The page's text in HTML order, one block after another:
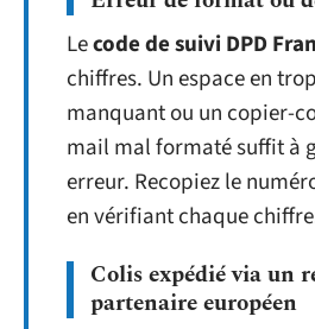
Lecode de suivi DPD
chiffres. Un espace en
manquant ou un copier-
mail mal formaté suffit à
erreur. Recopiez le
en vérifiant chaque
Colis expédié via un
partenaire européen